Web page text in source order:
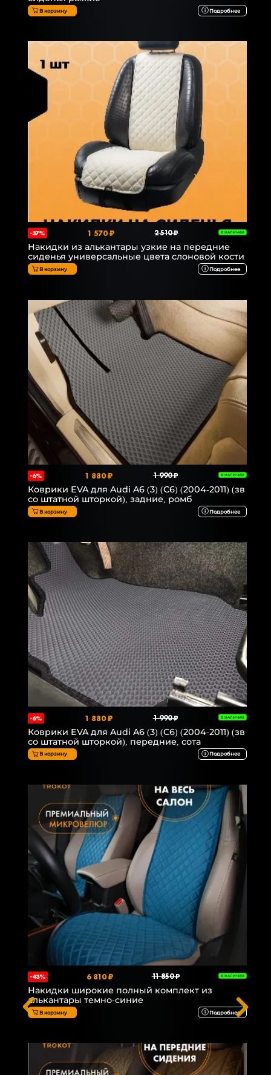
В корзину Подробнее
-37% 1 570 ₽ 2 510 ₽ В НАЛИЧИИ
Накидки из алькантары узкие на передние
сиденья универсальные цвета слоновой кости
В корзину Подробнее
-6% 1 880 ₽ 1 990 ₽ В НАЛИЧИИ
Коврики EVA для Audi A6 (3) (C6) (2004-2011) (зв
со штатной шторкой), задние, ромб
В корзину Подробнее
-6% 1 880 ₽ 1 990 ₽ В НАЛИЧИИ
Коврики EVA для Audi A6 (3) (C6) (2004-2011) (зв
со штатной шторкой), передние, сота
В корзину Подробнее
-43% 6 810 ₽ 11 850 ₽ В НАЛИЧИИ
Накидки широкие полный комплект из
алькантары темно-синие
В корзину Подробнее